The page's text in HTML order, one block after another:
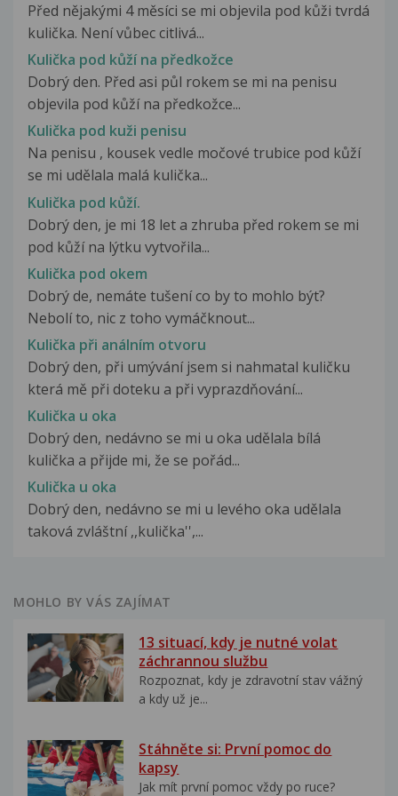
Před nějakými 4 měsíci se mi objevila pod kůži tvrdá
kulička. Není vůbec citlivá...
Kulička pod kůží na předkožce
Dobrý den. Před asi půl rokem se mi na penisu
objevila pod kůží na předkožce...
Kulička pod kuži penisu
Na penisu , kousek vedle močové trubice pod kůží
se mi udělala malá kulička...
Kulička pod kůží.
Dobrý den, je mi 18 let a zhruba před rokem se mi
pod kůží na lýtku vytvořila...
Kulička pod okem
Dobrý de, nemáte tušení co by to mohlo být?
Nebolí to, nic z toho vymáčknout...
Kulička při análním otvoru
Dobrý den, při umývání jsem si nahmatal kuličku
která mě při doteku a při vyprazdňování...
Kulička u oka
Dobrý den, nedávno se mi u oka udělala bílá
kulička a přijde mi, že se pořád...
Kulička u oka
Dobrý den, nedávno se mi u levého oka udělala
taková zvláštní ,,kulička'',...
MOHLO BY VÁS ZAJÍMAT
13 situací, kdy je nutné volat
záchrannou službu
Rozpoznat, kdy je zdravotní stav vážný
a kdy už je...
Stáhněte si: První pomoc do
kapsy
Jak mít první pomoc vždy po ruce?